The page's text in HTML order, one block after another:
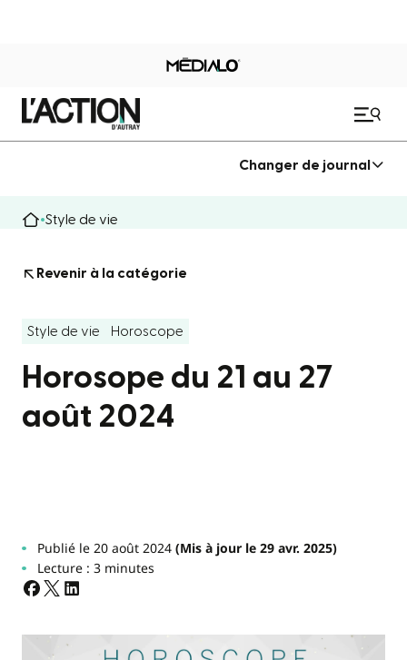
Changer de journal
Style de vie
Revenir à la catégorie
Style de vie Horoscope
Horosope du 21 au 27
août 2024
Publié le 20 août 2024(Mis à jour le 29 avr. 2025)
Lecture : 3 minutes